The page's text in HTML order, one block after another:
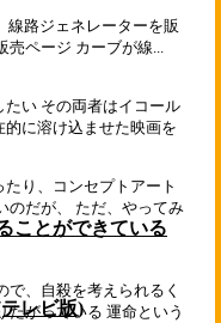
線路ジェネレーターを販
売ページ カーブが線...
い その両者はイコール
に溶け込ませた映画を
り、コンセプトアート
のだが、 ただ、やってみ
ことができている
で、自殺を考えられるく
たがっている 運命という
レビ版)